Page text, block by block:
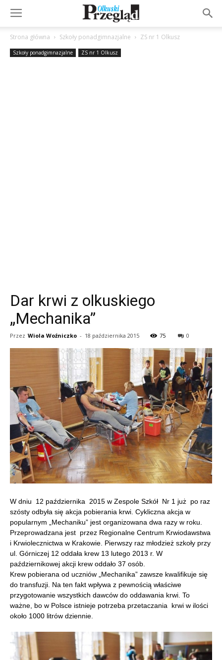
Strona główna Szkoły ponadgimnazjalne ZS nr 1 Olkusz
Szkoły ponadgimnazjalne ZS nr 1 Olkusz
Dar krwi z olkuskiego
„Mechanika”
Przez Wiola Woźniczko - 18 października 2015 75 0
W dniu 12 października 2015 w Zespole Szkół Nr 1 już po raz
szósty odbyła się akcja pobierania krwi. Cykliczna akcja w
popularnym „Mechaniku” jest organizowana dwa razy w roku.
Przeprowadzana jest przez Regionalne Centrum Krwiodawstwa
i Krwiolecznictwa w Krakowie. Pierwszy raz młodzież szkoły przy
ul. Górniczej 12 oddała krew 13 lutego 2013 r. W
październikowej akcji krew oddało 37 osób.
Krew pobierana od uczniów „Mechanika” zawsze kwalifikuje się
do transfuzji. Na ten fakt wpływa z pewnością właściwe
przygotowanie wszystkich dawców do oddawania krwi. To
ważne, bo w Polsce istnieje potrzeba przetaczania krwi w ilości
około 1000 litrów dziennie.